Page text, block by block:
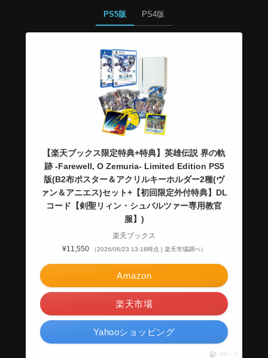
PS5版 PS4版
【楽天ブックス限定特典+特典】英雄伝説 界の軌
跡 -Farewell, O Zemuria- Limited Edition PS5
版(B2布ポスター＆アクリルキーホルダー2種(ヴ
ァン＆アニエス)セット+【初回限定外付特典】DL
コード【剣聖リィン・シュバルツァー専用教官
服】)
楽天ブックス
¥11,550
（2026/06/23 13:18時点 | 楽天市場調べ）
Amazon
楽天市場
Yahooショッピング
ポチップ